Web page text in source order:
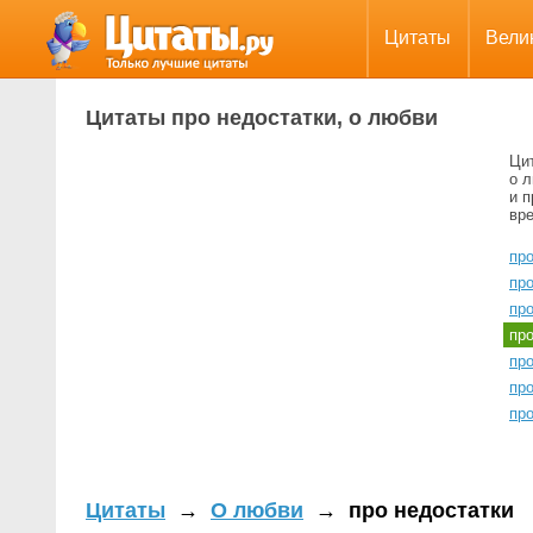
Цитаты
Цитаты про недостатки, о любви
о
и
Цитаты → О любви → про недостатки